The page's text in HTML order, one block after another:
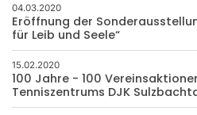
04.03.2020
Eröffnung der
für Leib und Seele“
15.02.2020
100 Jahre - 100
Tenniszentrums DJK